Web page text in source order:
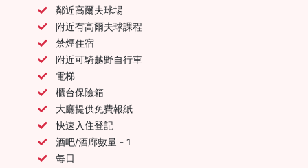
鄰近高爾夫球場
附近有高爾夫球課程
禁煙住宿
附近可騎越野自行車
電梯
櫃台保險箱
大廳提供免費報紙
快速入住登記
酒吧/酒廊數量 - 1
每日